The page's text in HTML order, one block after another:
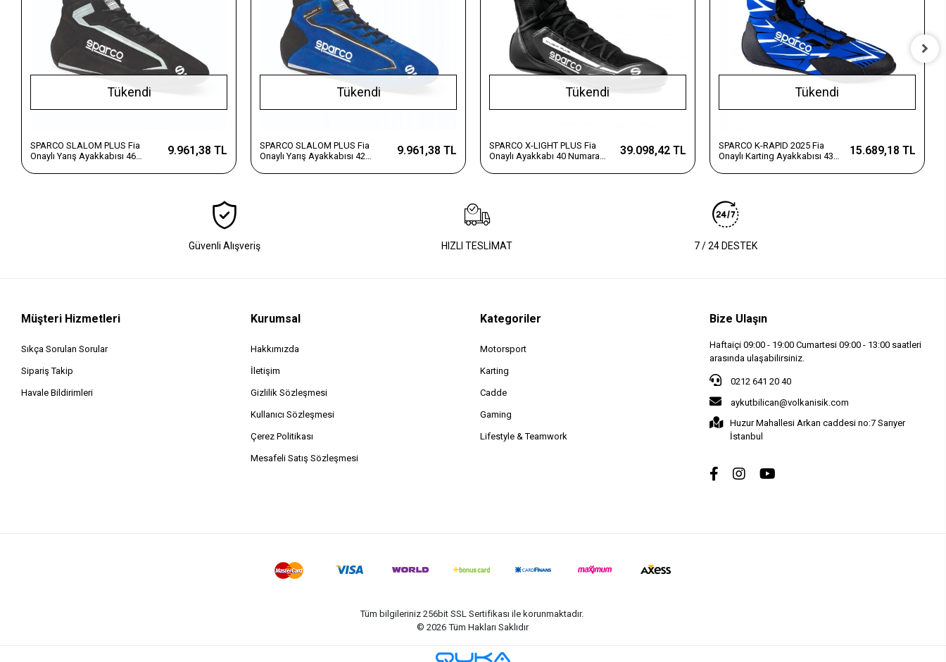
Tükendi
SPARCO SLALOM PLUS Fia
Onaylı Yarış Ayakkabısı 46
9.961,38 TL
Tükendi
SPARCO SLALOM PLUS Fia
Onaylı Yarış Ayakkabısı 42
9.961,38 TL
Tükendi
SPARCO X-LIGHT PLUS Fia
Onaylı Ayakkabı 40 Numara
39.098,42 TL
Tükendi
SPARCO K-RAPID 2025 Fia
Onaylı Karting Ayakkabısı 43
15.689,18 TL
Güvenli Alışveriş HIZLI TESLİMAT 7 / 24 DESTEK
Müşteri Hizmetleri
Sıkça Sorulan Sorular
Sipariş Takip
Havale Bildirimleri
Kurumsal
Hakkımızda
İletişim
Gizlilik Sözleşmesi
Kullanıcı Sözleşmesi
Çerez Politikası
Mesafeli Satış Sözleşmesi
Kategoriler
Motorsport
Karting
Cadde
Gaming
Lifestyle & Teamwork
Bize Ulaşın
Haftaiçi 09:00 - 19:00 Cumartesi 09:00 - 13:00 saatleri
arasında ulaşabilirsiniz.
0212 641 20 40
aykutbilican@volkanisik.com
Huzur Mahallesi Arkan caddesi no:7 Sarıyer
İstanbul
Tüm bilgileriniz 256bit SSL Sertifikası ile korunmaktadır.
©2026Tüm Hakları Saklıdır